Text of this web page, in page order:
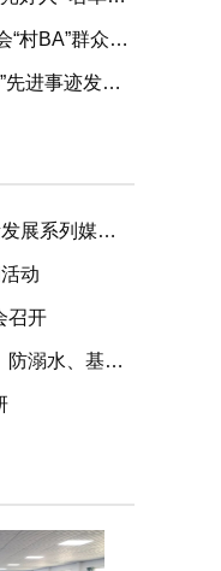
直播预告|中国文明乡风大会“村BA”群众体育交流活动28日举办
2025年全国“新时代好少年”先进事迹发布仪式即将播出
“皖美好物”助力安徽高质量发展系列媒体见面会走进明光
动
召开
刘梦汝调研林长制、防汛、防溺水、基层治理等工作